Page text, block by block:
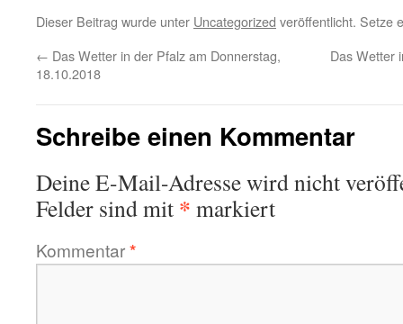
Dieser Beitrag wurde unter Uncategorized veröffentlicht. Setze
← Das Wetter in der Pfalz am Donnerstag,
18.10.2018
Das Wetter
Schreibe einen Kommentar
Deine E-Mail-Adresse wird nicht
Felder sind mit * markiert
Kommentar*